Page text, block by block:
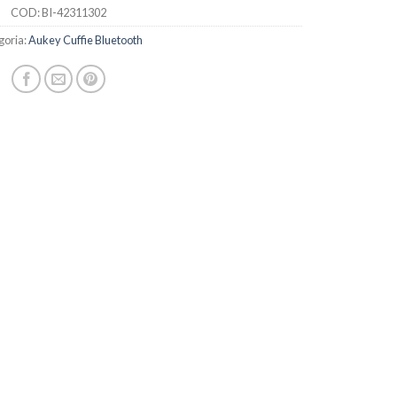
COD:BI-42311302
Aukey Cuffie Bluetooth